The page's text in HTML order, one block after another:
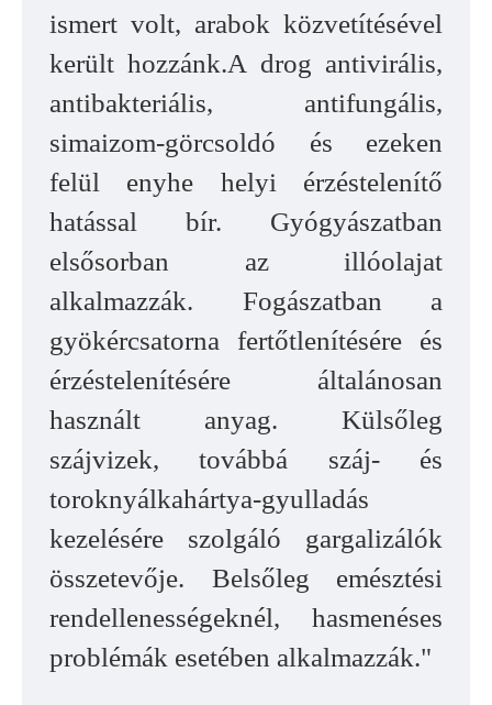
ismert volt, arabok közvetítésével
került hozzánk.A drog antivirális,
antibakteriális, antifungális,
simaizom-görcsoldó és ezeken
felül enyhe helyi érzéstelenítő
hatással bír. Gyógyászatban
elsősorban az illóolajat
alkalmazzák. Fogászatban a
gyökércsatorna fertőtlenítésére és
érzéstelenítésére általánosan
használt anyag. Külsőleg
szájvizek, továbbá száj- és
toroknyálkahártya-gyulladás
kezelésére szolgáló gargalizálók
összetevője. Belsőleg emésztési
rendellenességeknél, hasmenéses
problémák esetében alkalmazzák."